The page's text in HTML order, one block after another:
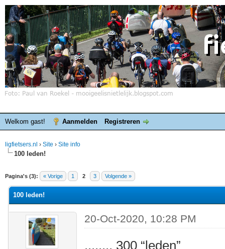
Welkom gast! Aanmelden Registreren
ligfietsers.nl › Site › Site info
100 leden!
Pagina's (3): « Vorige 1 2 3 Volgende »
waardering is 0
100 leden!
20-Oct-2020, 10:28 PM
........ 300 “leden”